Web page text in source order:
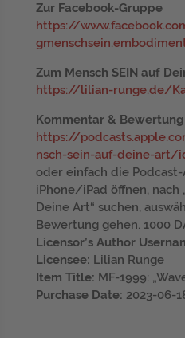
Zur Facebook-Gruppe
https://
Zum Mensch SEIN auf
https://lilian-runge.de/
Kommentar &
https://
nsch-sein-auf-deine-art/
oder einfach die Podcast-
iPhone/iPad öffnen, nach
Deine Art“ suchen,
Bewertung gehen. 1000
Licensor’s Author
Licensee: Lilian Runge
Item Title: MF-1999:
Purchase Date: 2023-06-